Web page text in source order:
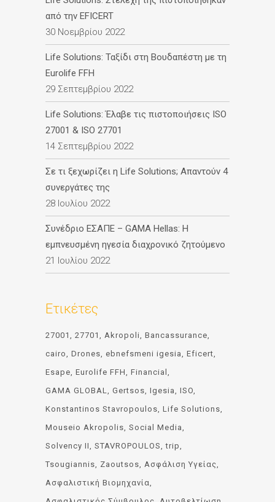
από την EFICERT
30 Νοεμβρίου 2022
Life Solutions: Ταξίδι στη Βουδαπέστη με τη
Eurolife FFH
29 Σεπτεμβρίου 2022
Life Solutions: Έλαβε τις πιστοποιήσεις ISO
27001 & ISO 27701
14 Σεπτεμβρίου 2022
Σε τι ξεχωρίζει η Life Solutions; Απαντούν 4
συνεργάτες της
28 Ιουλίου 2022
Συνέδριο ΕΣΑΠΕ – GAMA Hellas: Η
εμπνευσμένη ηγεσία διαχρονικό ζητούμενο
21 Ιουλίου 2022
Ετικέτες
27001 27701 Akropoli
Bancassurance
cairo
Drones ebnefsmeni igesia
Eficert
Esape Eurolife FFH
Financial
GAMA GLOBAL
Gertsos Igesia
ISO
Konstantinos Stavropoulos Life Solutions
Mouseio Akropolis Social Media
Solvency II
STAVROPOULOS
trip
Tsougiannis
Zaoutsos
Ασφάλιση Υγείας
Ασφαλιστική Βιομηχανία